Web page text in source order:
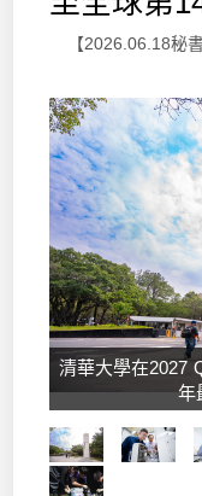
【2026.06.18秘書
清華大學在2027
年